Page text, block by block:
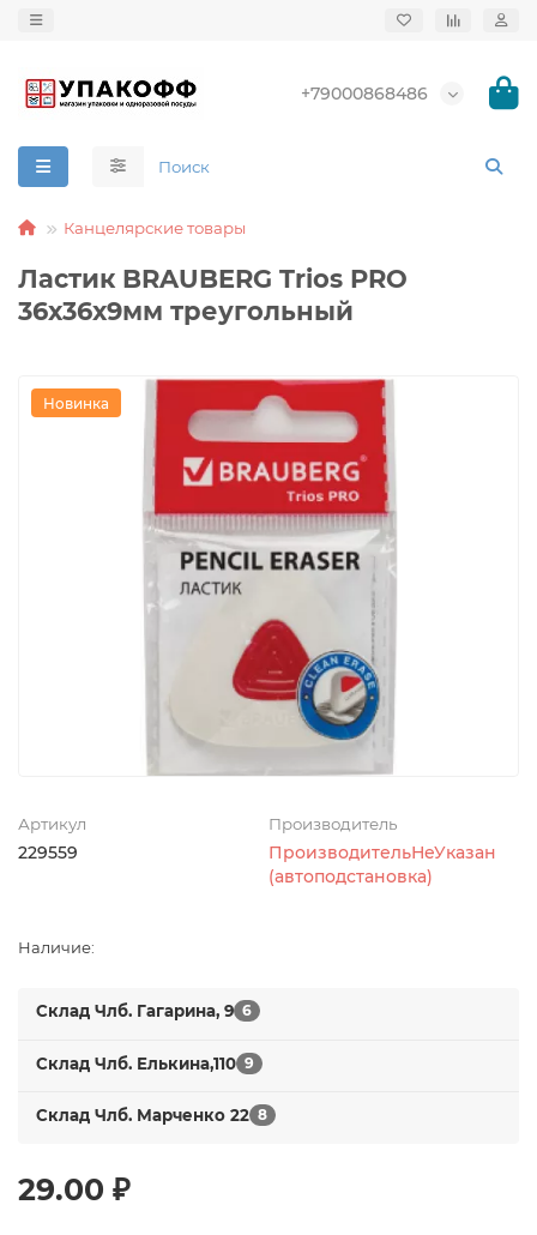
+79000868486
Канцелярские товары
Ластик BRAUBERG Trios PRO
36х36х9мм треугольный
Новинка
Артикул
229559
Производитель
ПроизводительНеУказан
(автоподстановка)
Наличие:
Склад Члб. Гагарина, 9 6
Склад Члб. Елькина,110 9
Склад Члб. Марченко 22 8
29.00 ₽